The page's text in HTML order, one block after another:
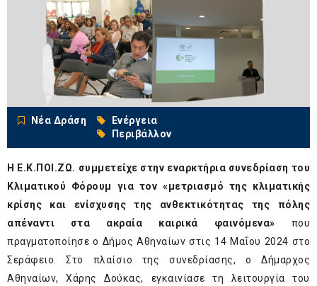
Νέα Δράση
Ενέργεια
Περιβάλλον
Η Ε.Κ.ΠΟΙ.ΖΩ. συμμετείχε στην εναρκτήρια συνεδρίαση του
Κλιματικού Φόρουμ για τον «μετριασμό της κλιματικής
κρίσης και ενίσχυσης της ανθεκτικότητας της πόλης
απέναντι στα ακραία καιρικά φαινόμενα» που
πραγματοποίησε ο Δήμος Αθηναίων στις 14 Μαΐου 2024 στο
Σεράφειο. Στο πλαίσιο της συνεδρίασης, ο Δήμαρχος
Αθηναίων, Χάρης Δούκας, εγκαινίασε τη λειτουργία του